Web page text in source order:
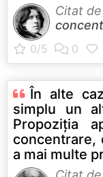
Citat de
În alte
simplu un
Propoziţia
concentrare,
a mai multe